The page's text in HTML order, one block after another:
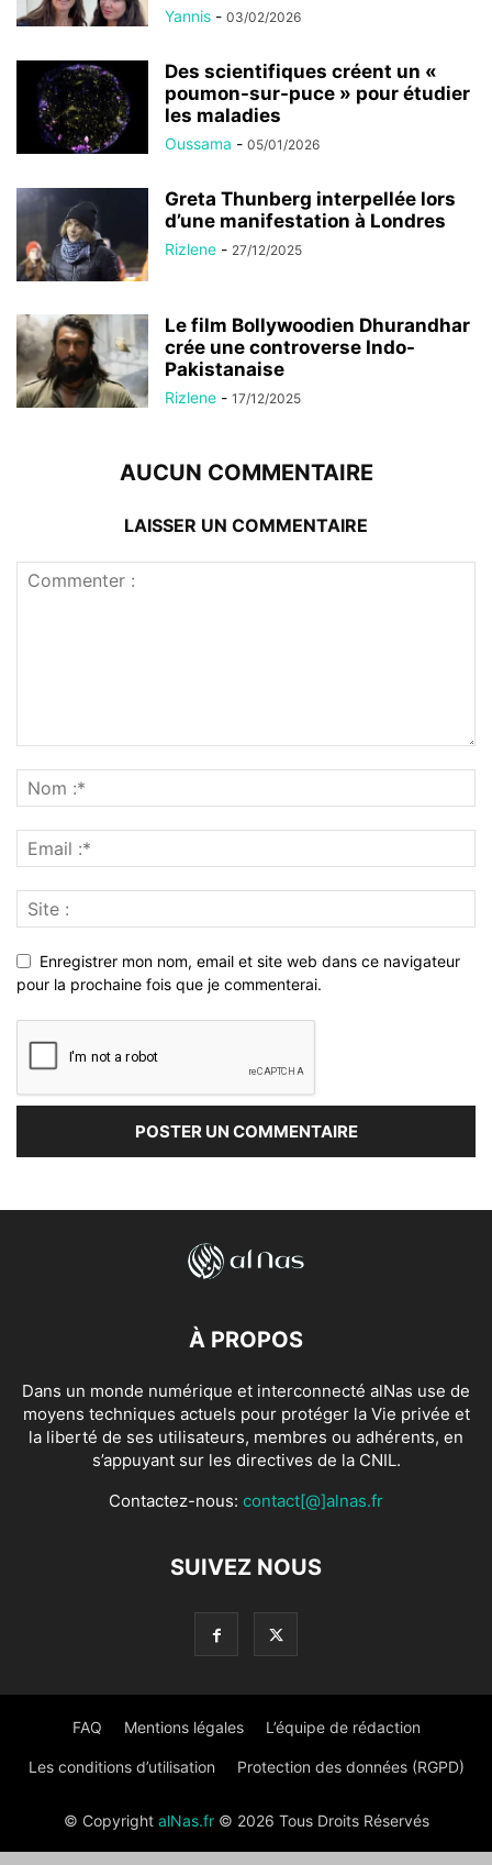
Yannis - 03/02/2026
Des scientifiques créent un «
poumon-sur-puce » pour étudier
les maladies
Oussama - 05/01/2026
Greta Thunberg interpellée lors
d’une manifestation à Londres
Rizlene - 27/12/2025
Le film Bollywoodien Dhurandhar
crée une controverse Indo-
Pakistanaise
Rizlene - 17/12/2025
AUCUN COMMENTAIRE
LAISSER UN COMMENTAIRE
Enregistrer mon nom, email et site web dans ce navigateur
pour la prochaine fois que je commenterai.
À PROPOS
Dans un monde numérique et interconnecté alNas use de
moyens techniques actuels pour protéger la Vie privée et
la liberté de ses utilisateurs, membres ou adhérents, en
s’appuyant sur les directives de la CNIL.
Contactez-nous: contact[@]alnas.fr
SUIVEZ NOUS
FAQ Mentions légales L’équipe de rédaction
Les conditions d’utilisation Protection des données (RGPD)
© Copyright alNas.fr© 2026 Tous Droits Réservés